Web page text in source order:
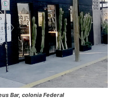
Bar, colonia Federal